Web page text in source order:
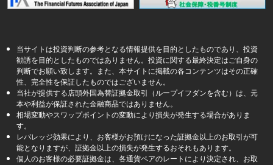
当サイトは投資判断の参考となる情報提供を目的としたものであり、投資
勧誘を目的としたものではありません。投資に関する最終決定はご自身の
判断でお願い致します。また、本サイトに掲載の各コンテンツはその正確
性、完全性を保証したものではございません。
当社が提供する店頭外国為替証拠金取引（ループイフダンを含む）は、元
本や利益が保証された金融商品ではありません。
相場変動やスワップポイントの変動により損失が発生する場合がありま
す。
レバレッジ効果により、お客様がお預けになった証拠金以上のお取引が可
能となりますが、証拠金以上の損失が発生するおそれもあります。
個人のお客様の必要証拠金は、各通貨ペアのレートにより決定され、お取